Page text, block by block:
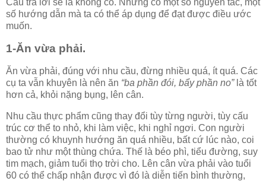
Câu trả lời sẽ là không có. Nhưng có một số nguyên tắc, một
số hướng dẫn mà ta có thể áp dụng để đạt được điều ước
muốn.
1-Ăn vừa phải.
Ăn vừa phải, đúng với nhu cầu, đừng nhiều quá, ít quá. Các
cụ ta vẫn khuyên là nên ăn “ba phần đói, bẩy phần no”là tốt
hơn cả, khỏi nặng bụng, lên cân.
Nhu cầu thực phẩm cũng thay đổi tùy từng người, tùy cấu
trúc cơ thể to nhỏ, khi làm việc, khi nghỉ ngơi. Con người
thường có khuynh hướng ăn quá nhiều, bất cứ lúc nào, coi
bao tử như một thùng chứa. Thế là béo phì, tiểu đường, suy
tim mạch, giảm tuổi thọ trời cho. Lên cân vừa phải vào tuổi
60 có thể chấp nhận được vì đó là diễn tiến bình thường,